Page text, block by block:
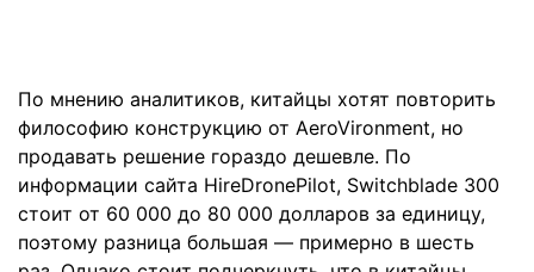
По мнению аналитиков, китайцы хотят повторить
философию конструкцию от AeroVironment, но
продавать решение гораздо дешевле. По
информации сайта HireDronePilot, Switchblade 300
стоит от 60 000 до 80 000 долларов за единицу,
поэтому разница большая — примерно в шесть